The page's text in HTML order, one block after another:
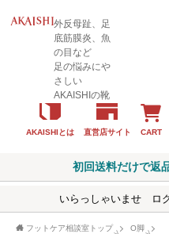
外反母趾、足
底筋膜炎、魚
の目など
足の悩みにや
さしい
AKAISHIの靴
AKAISHIとは 直営店サイト CART
初回送料だけで返
いらっしゃいませ ロ
フットケア相談室トップ O脚